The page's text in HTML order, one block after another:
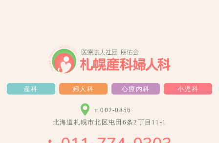
産科 婦人科 心療内科 小児科
〒002-0856
北海道札幌市北区屯田6条2丁目11-1